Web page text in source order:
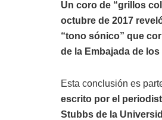
Un coro de “grillos
octubre de 2017
“tono sónico” que
de la Embajada de
Esta conclusión es
escrito por el
Stubbs de la